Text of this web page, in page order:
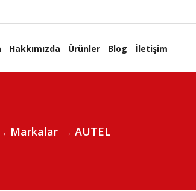
Hakkımızda Ürünler Blog İletişim
Markalar AUTEL